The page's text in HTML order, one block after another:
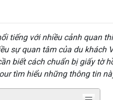
tiếng với nhiều cảnh quan
sự quan tâm của du khách
biết cách chuẩn bị giấy tờ
tìm hiểu những thông tin